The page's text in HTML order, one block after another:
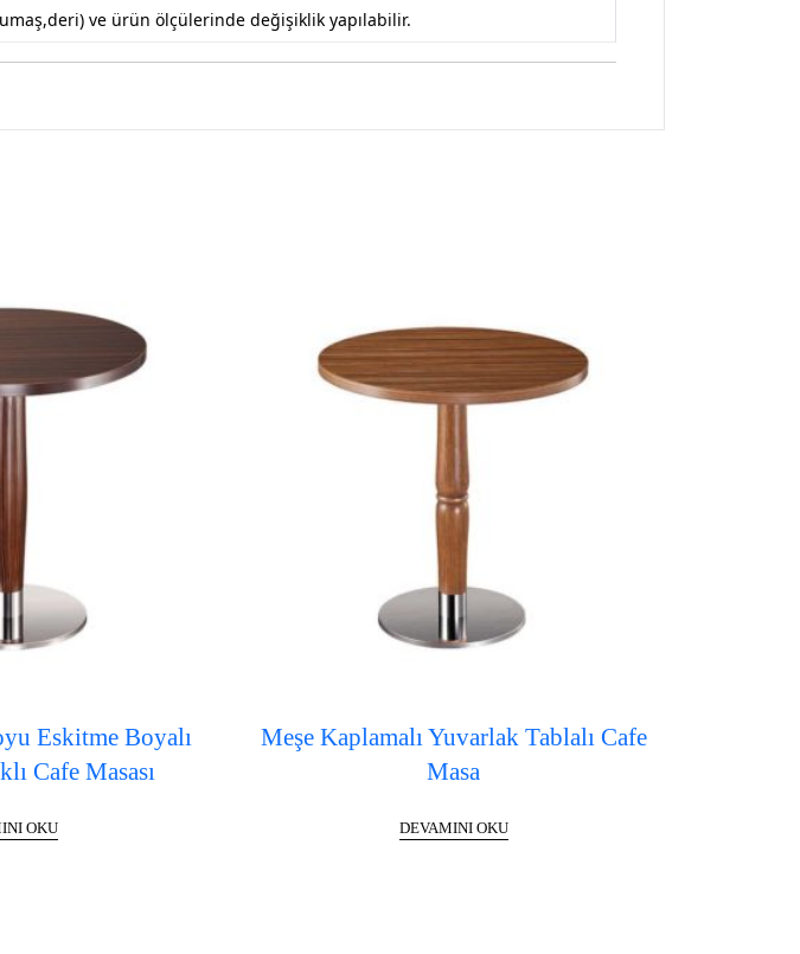
ve ürün ölçülerinde değişiklik yapılabilir.
Eskitme Boyalı
Cafe Masası
OKU
Meşe Kaplamalı Yuvarlak Tablalı Cafe
Masa
DEVAMINI OKU